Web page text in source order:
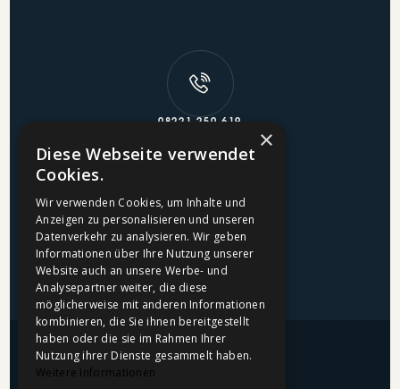
08221 250 619
GUTSCHEINE PREISCHECK
IMPRESSUM
×
Diese Webseite verwendet
Cookies.
Wir verwenden Cookies, um Inhalte und
Anzeigen zu personalisieren und unseren
Datenverkehr zu analysieren. Wir geben
Informationen über Ihre Nutzung unserer
Website auch an unsere Werbe- und
Analysepartner weiter, die diese
möglicherweise mit anderen Informationen
kombinieren, die Sie ihnen bereitgestellt
haben oder die sie im Rahmen Ihrer
Nutzung ihrer Dienste gesammelt haben.
Weitere Informationen